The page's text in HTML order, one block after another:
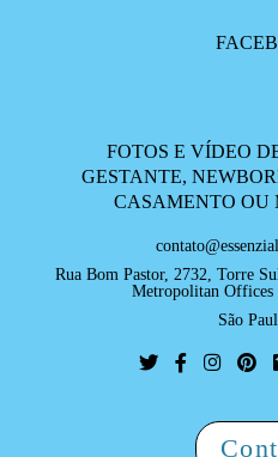
FOTOS E VÍDEO
GESTANTE,
CASAMENTO OU
Rua Bom Pastor, 2732, Torre
Metropolitan
São